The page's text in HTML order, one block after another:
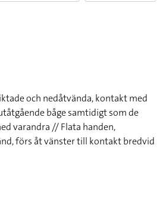
och nedåtvända, kontakt med
båge samtidigt som de
varandra // Flata handen,
förs åt vänster till kontakt bredvid